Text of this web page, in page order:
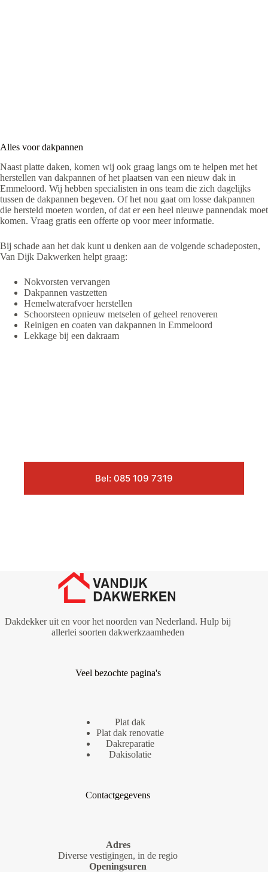
Alles voor dakpannen
Naast platte daken, komen wij ook graag langs om te helpen met het
herstellen van dakpannen of het plaatsen van een nieuw dak in
Emmeloord. Wij hebben specialisten in ons team die zich dagelijks
tussen de dakpannen begeven. Of het nou gaat om losse dakpannen
die hersteld moeten worden, of dat er een heel nieuwe pannendak moet
komen. Vraag gratis een offerte op voor meer informatie.
Bij schade aan het dak kunt u denken aan de volgende schadeposten,
Van Dijk Dakwerken helpt graag:
Nokvorsten vervangen
Dakpannen vastzetten
Hemelwaterafvoer herstellen
Schoorsteen opnieuw metselen of geheel renoveren
Reinigen en coaten van dakpannen in Emmeloord
Lekkage bij een dakraam
Bel: 085 109 7319
Dakdekker uit en voor het noorden van Nederland. Hulp bij
allerlei soorten dakwerkzaamheden
Veel bezochte pagina's
Plat dak
Plat dak renovatie
Dakreparatie
Dakisolatie
Contactgegevens
Adres
Diverse vestigingen, in de regio
Openingsuren